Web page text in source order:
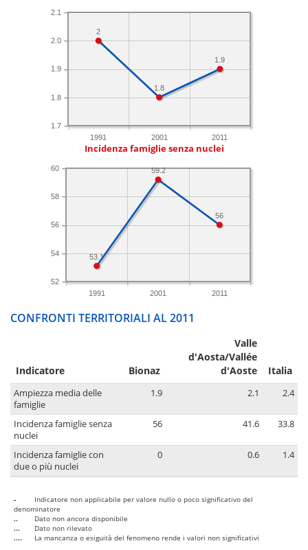
1991 2001 2011
1.7
1.8
1.9
2.0
2.1
1.9
1.8
2
Incidenza famiglie senza nuclei
1991 2001 2011
52
54
56
58
60
56
59.2
53.1
CONFRONTI TERRITORIALI AL 2011
Indicatore Bionaz
Valle
d'Aosta/Vallée
d'Aoste
Italia
Ampiezza media delle
famiglie
1.9 2.1 2.4
Incidenza famiglie senza
nuclei
56 41.6 33.8
Incidenza famiglie con
due o più nuclei
0 0.6 1.4
-
Indicatore non applicabile per valore nullo o poco significativo del
denominatore
..
Dato non ancora disponibile
...
Dato non rilevato
....
La mancanza o esiguità del fenomeno rende i valori non significativi